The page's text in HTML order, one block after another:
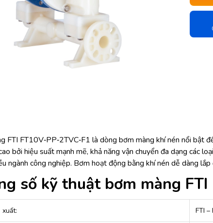
FTI FT10V‐PP‐2TVC‐F1 là dòng bơm màng khí nén nổi bật
bởi hiệu suất mạnh mẽ, khả năng vận chuyển đa dạng các
ngành công nghiệp. Bơm hoạt động bằng khí nén dễ dàng
số kỹ thuật bơm màng FTI
xuất: FTI –